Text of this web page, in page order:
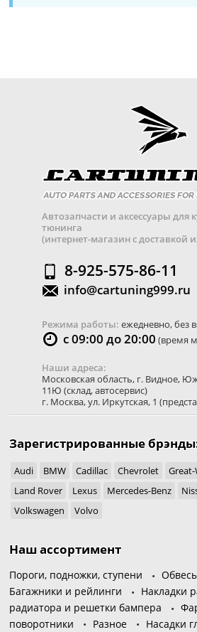
Автозапчасти и аксессуары для
тюнинга
(интернет-магазин с доставкой
8-925-575-86-11
info@cartuning999.ru
Режима работы: ежедневно, без
с 09:00 до 20:00 (время
Наши адреса:
Московская область, г. Видное,
11Ю (склад, автосервис)
г. Москва,ул. Иркутская, 1
Зарегистрированные
Audi BMW Cadillac Chevrolet
Land Rover
Lexus Mercedes-Benz
Volkswagen
Volvo
Наш ассортимент
Пороги, подножки, ступени
Багажники и рейлинги
Накладки
радиатора и решетки бампера
поворотники
Разное
Насадки